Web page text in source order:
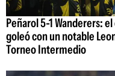
Peñarol 5-1 Wanderers:
goleó con un notable
Torneo Intermedio